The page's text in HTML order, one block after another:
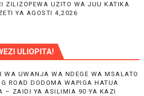
ZILIZOPEWA UZITO WA JUU KATIKA
YA AGOSTI 4,2026
ULIOPITA!
WA UWANJA WA NDEGE WA MSALATO
ROAD DODOMA WAPIGA HATUA
– ZAIDI YA ASILIMIA 90 YA KAZI